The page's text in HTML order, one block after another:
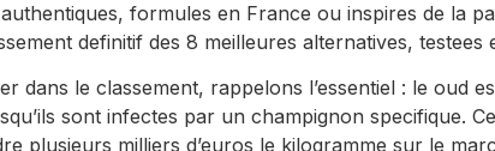
formules en France ou inspires de la
definitif des 8 meilleures alternatives,
dans le classement, rappelons l’essentiel : le oud
sont infectes par un champignon specifique.
plusieurs milliers d’euros le kilogramme sur le